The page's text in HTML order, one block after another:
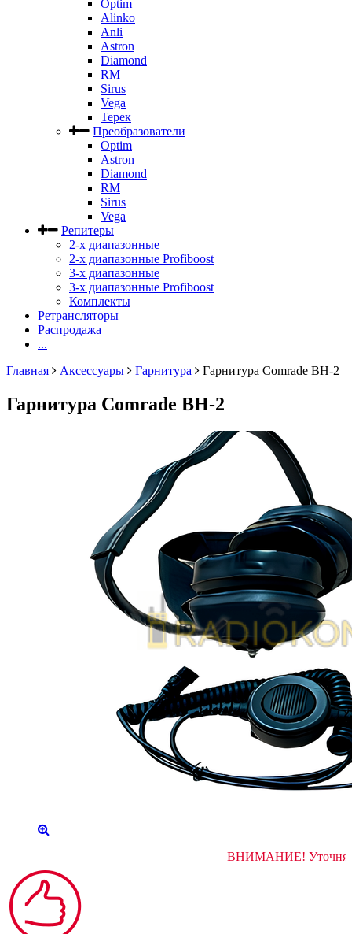
Optim
Alinko
Anli
Astron
Diamond
RM
Sirus
Vega
Терек
Преобразователи
Optim
Astron
Diamond
RM
Sirus
Vega
Репитеры
2-х диапазонные
2-х диапазонные Profiboost
3-х диапазонные
3-х диапазонные Profiboost
Комплекты
Ретрансляторы
Распродажа
...
Главная
Аксессуары Гарнитура Гарнитура Comrade BH-2
Гарнитура Comrade BH-2
ВНИМАНИЕ!